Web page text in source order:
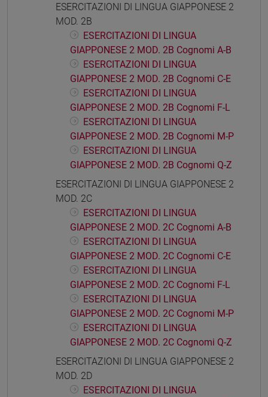
ESERCITAZIONI DI LINGUA GIAPPONESE 2
MOD. 2B
ESERCITAZIONI DI LINGUA
GIAPPONESE 2 MOD. 2B Cognomi A-B
ESERCITAZIONI DI LINGUA
GIAPPONESE 2 MOD. 2B Cognomi C-E
ESERCITAZIONI DI LINGUA
GIAPPONESE 2 MOD. 2B Cognomi F-L
ESERCITAZIONI DI LINGUA
GIAPPONESE 2 MOD. 2B Cognomi M-P
ESERCITAZIONI DI LINGUA
GIAPPONESE 2 MOD. 2B Cognomi Q-Z
ESERCITAZIONI DI LINGUA GIAPPONESE 2
MOD. 2C
ESERCITAZIONI DI LINGUA
GIAPPONESE 2 MOD. 2C Cognomi A-B
ESERCITAZIONI DI LINGUA
GIAPPONESE 2 MOD. 2C Cognomi C-E
ESERCITAZIONI DI LINGUA
GIAPPONESE 2 MOD. 2C Cognomi F-L
ESERCITAZIONI DI LINGUA
GIAPPONESE 2 MOD. 2C Cognomi M-P
ESERCITAZIONI DI LINGUA
GIAPPONESE 2 MOD. 2C Cognomi Q-Z
ESERCITAZIONI DI LINGUA GIAPPONESE 2
MOD. 2D
ESERCITAZIONI DI LINGUA